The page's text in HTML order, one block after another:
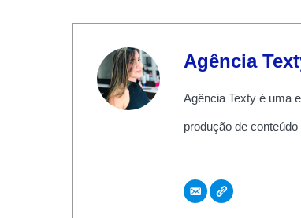
Agência
Agência Texty é uma
produção de